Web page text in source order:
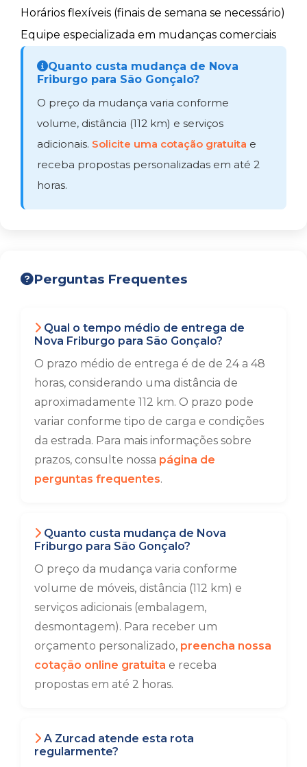
Horários flexíveis (finais de semana se necessário)
Equipe especializada em mudanças comerciais
Quanto custa mudança de Nova
Friburgo para São Gonçalo?
O preço da mudança varia conforme
volume, distância (112 km) e serviços
adicionais. Solicite uma cotação gratuita e
receba propostas personalizadas em até 2
horas.
Perguntas Frequentes
Qual o tempo médio de entrega de
Nova Friburgo para São Gonçalo?
O prazo médio de entrega é de de 24 a 48
horas, considerando uma distância de
aproximadamente 112 km. O prazo pode
variar conforme tipo de carga e condições
da estrada. Para mais informações sobre
prazos, consulte nossa página de
perguntas frequentes.
Quanto custa mudança de Nova
Friburgo para São Gonçalo?
O preço da mudança varia conforme
volume de móveis, distância (112 km) e
serviços adicionais (embalagem,
desmontagem). Para receber um
orçamento personalizado, preencha nossa
cotação online gratuita e receba
propostas em até 2 horas.
A Zurcad atende esta rota
regularmente?